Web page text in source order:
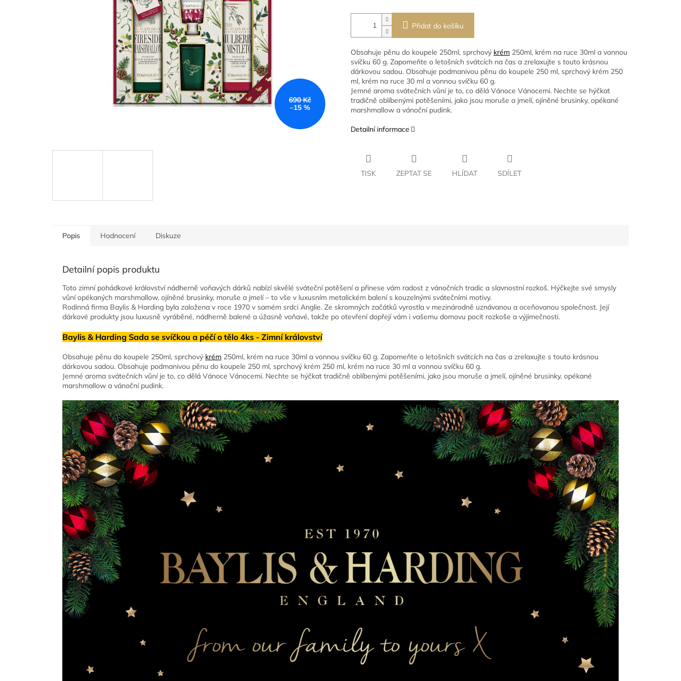
690 Kč
–15 %
Přidat do košíku
Obsahuje pěnu do koupele 250ml, sprchový krém 250ml, krém na ruce 30ml a vonnou
svíčku 60 g. Zapomeňte o letošních svátcích na čas a zrelaxujte s touto krásnou
dárkovou sadou. Obsahuje podmanivou pěnu do koupele 250 ml, sprchový krém 250
ml, krém na ruce 30 ml a vonnou svíčku 60 g.
Jemné aroma svátečních vůní je to, co dělá Vánoce Vánocemi. Nechte se hýčkat
tradičně oblíbenými potěšeními, jako jsou moruše a jmelí, ojíněné brusinky, opékané
marshmallow a vánoční pudink.
Detailní informace
TISK ZEPTAT SE HLÍDAT SDÍLET
Popis Hodnocení Diskuze
Detailní popis produktu
Toto zimní pohádkové království nádherně voňavých dárků nabízí skvělé sváteční potěšení a přinese vám radost z vánočních tradic a slavnostní rozkoš. Hýčkejte své smysly
vůní opékaných marshmallow, ojíněné brusinky, moruše a jmelí – to vše v luxusním metalickém balení s kouzelnými svátečními motivy.
Rodinná firma Baylis & Harding byla založena v roce 1970 v samém srdci Anglie. Ze skromných začátků vyrostla v mezinárodně uznávanou a oceňovanou společnost. Její
dárkové produkty jsou luxusně vyráběné, nádherně balené a úžasně voňavé, takže po otevření dopřejí vám i vašemu domovu pocit rozkoše a výjimečnosti.
Baylis & Harding Sada se svíčkou a péčí o tělo 4ks - Zimní království
Obsahuje pěnu do koupele 250ml, sprchový krém 250ml, krém na ruce 30ml a vonnou svíčku 60 g. Zapomeňte o letošních svátcích na čas a zrelaxujte s touto krásnou
dárkovou sadou. Obsahuje podmanivou pěnu do koupele 250 ml, sprchový krém 250 ml, krém na ruce 30 ml a vonnou svíčku 60 g.
Jemné aroma svátečních vůní je to, co dělá Vánoce Vánocemi. Nechte se hýčkat tradičně oblíbenými potěšeními, jako jsou moruše a jmelí, ojíněné brusinky, opékané
marshmallow a vánoční pudink.